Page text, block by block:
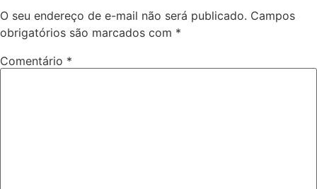
O seu endereço de e-mail não será publicado. Campos
obrigatórios são marcados com *
Comentário *